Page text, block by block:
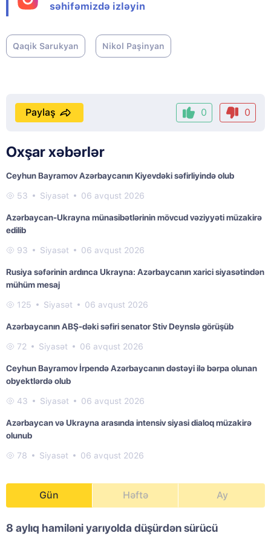
səhifəmizdə izləyin
Qaqik Sarukyan Nikol Paşinyan
0 0
Paylaş
Oxşar xəbərlər
Ceyhun Bayramov Azərbaycanın Kiyevdəki səfirliyində olub
53 Siyasət 06 avqust 2026
Azərbaycan-Ukrayna münasibətlərinin mövcud vəziyyəti müzakirə
edilib
93 Siyasət 06 avqust 2026
Rusiya səfərinin ardınca Ukrayna: Azərbaycanın xarici siyasətindən
mühüm mesaj
125 Siyasət 06 avqust 2026
Azərbaycanın ABŞ-dəki səfiri senator Stiv Deynslə görüşüb
72 Siyasət 06 avqust 2026
Ceyhun Bayramov İrpendə Azərbaycanın dəstəyi ilə bərpa olunan
obyektlərdə olub
43 Siyasət 06 avqust 2026
Azərbaycan və Ukrayna arasında intensiv siyasi dialoq müzakirə
olunub
78 Siyasət 06 avqust 2026
Gün Həftə Ay
8 aylıq hamiləni yarıyolda düşürdən sürücü